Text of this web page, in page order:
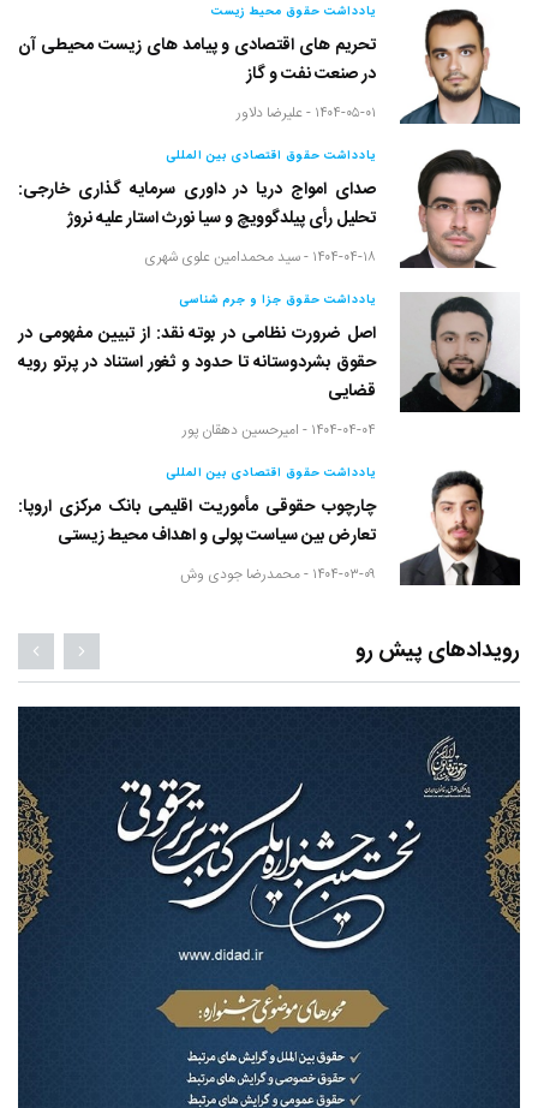
یادداشت حقوق محیط زیست
تحریم های اقتصادی و پیامد های زیست محیطی آن
در صنعت نفت و گاز
۱۴۰۴-۰۵-۰۱ - علیرضا دلاور
یادداشت حقوق اقتصادی بین المللی
صدای امواج دریا در داوری سرمایه گذاری خارجی:
تحلیل رأی پیلدگوویچ و سیا نورث استار علیه نروژ
۱۴۰۴-۰۴-۱۸ - سید محمدامین علوی شهری
یادداشت حقوق جزا و جرم شناسی
اصل ضرورت نظامی در بوته نقد: از تبیین مفهومی در
حقوق بشردوستانه تا حدود و ثغور استناد در پرتو رویه
قضایی
۱۴۰۴-۰۴-۰۴ - امیرحسین دهقان پور
یادداشت حقوق اقتصادی بین المللی
چارچوب حقوقی مأموریت اقلیمی بانک مرکزی اروپا:
تعارض بین سیاست پولی و اهداف محیط زیستی
۱۴۰۴-۰۳-۰۹ - محمدرضا جودی وش
رویدادهای پیش رو